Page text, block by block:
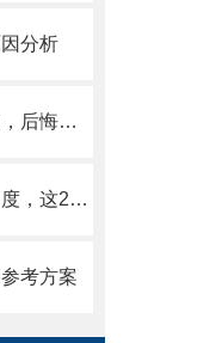
分析
LED加油站罩棚灯的优势特点，后悔现在才知道
港口码头投光灯安装高度和角度，这2个参数搞错等于白装
考方案